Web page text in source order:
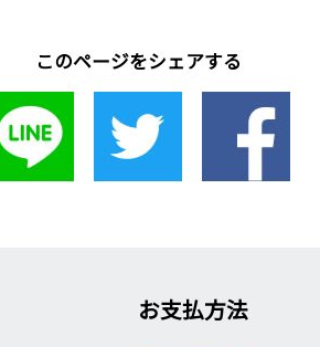
このページをシェアする
お支払方法